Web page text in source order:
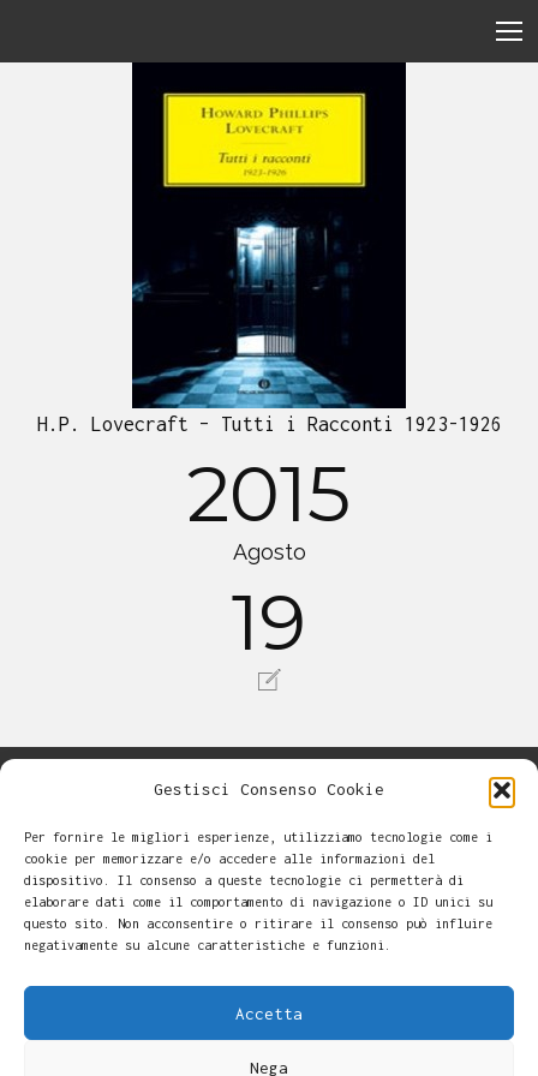
Gestisci Consenso Cookie
Per fornire le migliori esperienze, utilizziamo tecnologie come i
cookie per memorizzare e/o accedere alle informazioni del
dispositivo. Il consenso a queste tecnologie ci permetterà di
elaborare dati come il comportamento di navigazione o ID unici su
questo sito. Non acconsentire o ritirare il consenso può influire
negativamente su alcune caratteristiche e funzioni.
Accetta
Nega
H.P. Lovecraft – Tutti i Racconti 1923-1926
2015
Agosto
19